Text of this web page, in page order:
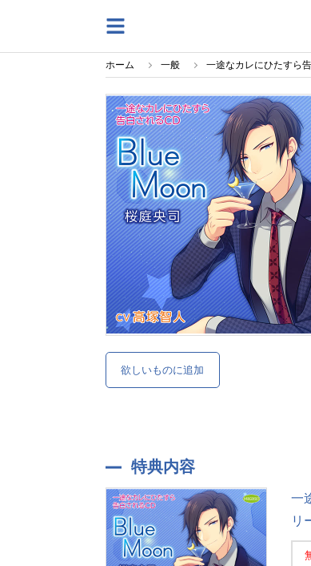
ホーム 一般 一途なカレにひたす
欲しいものに追加
特典内容
一
リ